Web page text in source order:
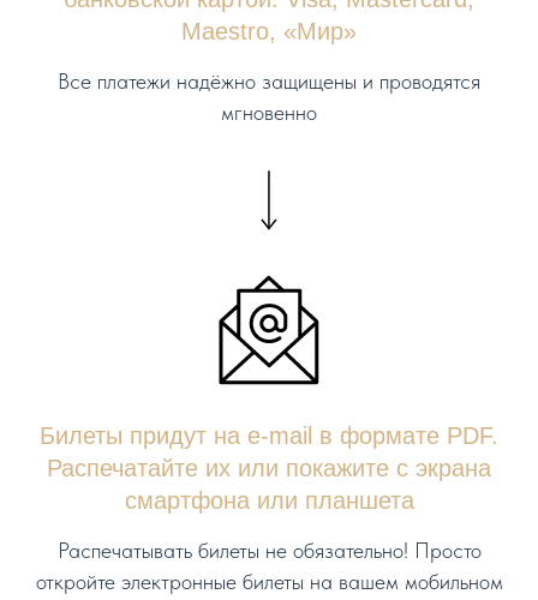
Maestro, «Мир»
Все платежи надёжно защищены и проводятся
мгновенно
Билеты придут на e-mail в формате PDF.
Распечатайте их или покажите с экрана
смартфона или планшета
Распечатывать билеты не обязательно! Просто
откройте электронные билеты на вашем мобильном